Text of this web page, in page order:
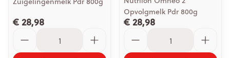
€ 28,98
Opvolgmelk Pdr 800g
€ 28,98